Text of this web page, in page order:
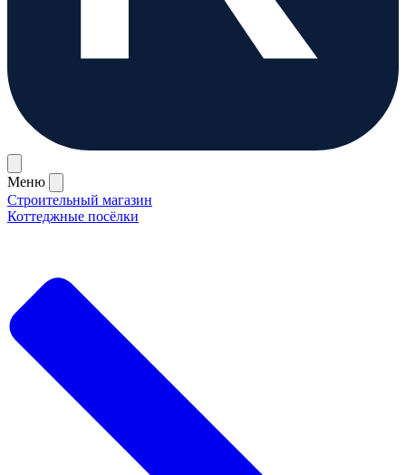
Меню
Строительный магазин
Коттеджные посёлки